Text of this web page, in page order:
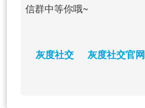
信群中等你哦~
灰度社交
灰度社交官网